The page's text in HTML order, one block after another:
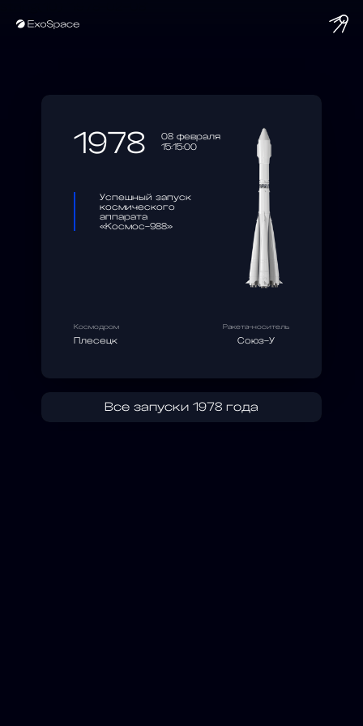
1978
08 февраля
15:15:00
Успешный запуск
космического
аппарата
«Космос-988»
Космодром
Плесецк
Ракета-носитель
Союз-У
Все запуски 1978 года